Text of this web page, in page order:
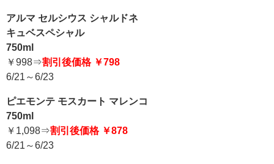
アルマ セルシウス シャルドネ
キュベスペシャル
750ml
￥998⇒割引後価格 ￥798
6/21～6/23
ピエモンテ モスカート マレンコ
750ml
￥1,098⇒割引後価格 ￥878
6/21～6/23